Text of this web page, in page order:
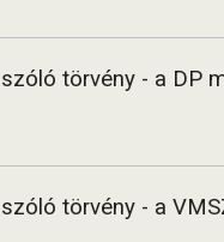
törvény - a DP
törvény - a